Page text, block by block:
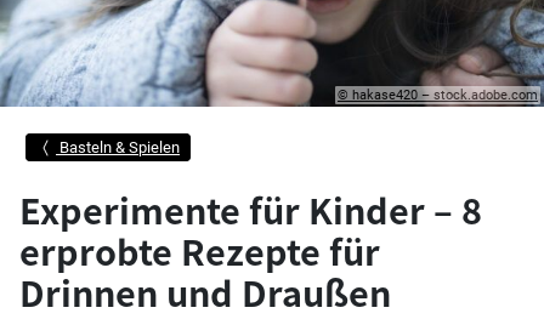
© hakase420 – stock.adobe.com
Basteln & Spielen
Experimente für Kinder – 8
erprobte Rezepte für
Drinnen und Draußen